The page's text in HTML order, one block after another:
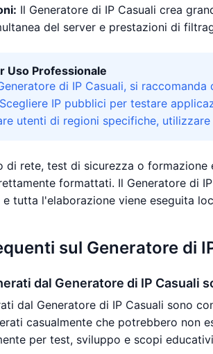
Il Generatore di IP Casuali crea
del server e prestazioni di
Uso Professionale
di IP Casuali, si
IP pubblici per testare
utenti di regioni specifiche,
di rete, test di sicurezza o formazione
formattati. Il Generatore di
tutta l'elaborazione viene eseguita
sul Generatore di
dal Generatore di IP Casuali
dal Generatore di IP Casuali sono
casualmente che potrebbero non
per test, sviluppo e scopi